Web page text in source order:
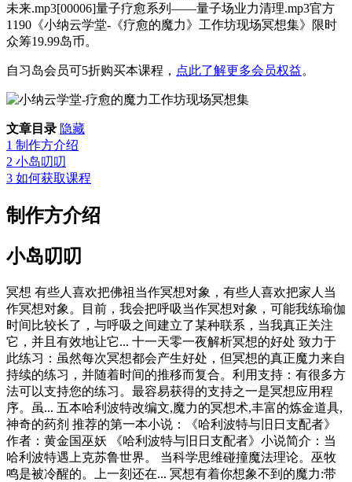
未来.mp3[00006]量子疗愈系列——量子场业力清理.mp3官方
1190《小纳云学堂-《疗愈的魔力》工作坊现场冥想集》限时
众筹19.99岛币。
自习岛会员可5折购买本课程， 点此了解更多会员权益。
文章目录 隐藏
1 制作方介绍
2 小岛叨叨
3 如何获取课程
制作方介绍
小岛叨叨
冥想 有些人喜欢把佛祖当作冥想对象，有些人喜欢把家人当
作冥想对象。目前，我会把呼吸当作冥想对象，可能我练瑜伽
时间比较长了，与呼吸之间建立了某种联系，当我真正关注
它，并且有效地让它... 十一天零一夜解析冥想的好处 致力于
此练习：虽然每次冥想都会产生好处，但冥想的真正魔力来自
持续的练习，并随着时间的推移而复合。利用支持：有很多方
法可以支持您的练习。最容易获得的支持之一是冥想应用程
序。虽... 五本哈利波特改编文,魔力的冥想术,丰富的炼金道具,
神奇的药剂 推荐的第一本小说：《哈利波特与旧日支配者》
作者：黄金国巫妖 《哈利波特与旧日支配者》小说简介：当
哈利波特遇上克苏鲁世界。 当科学思维碰撞魔法理论。巫牧
鸣是被冷醒的。上一刻还在... 冥想有着你想象不到的魔力:带